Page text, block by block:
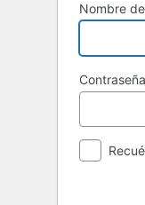
Nombre
Contraseña